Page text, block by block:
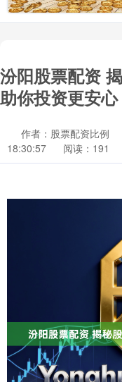
汾阳股票配资
助你投资更安心
作者：股票配资比例
18:30:57
阅读：191